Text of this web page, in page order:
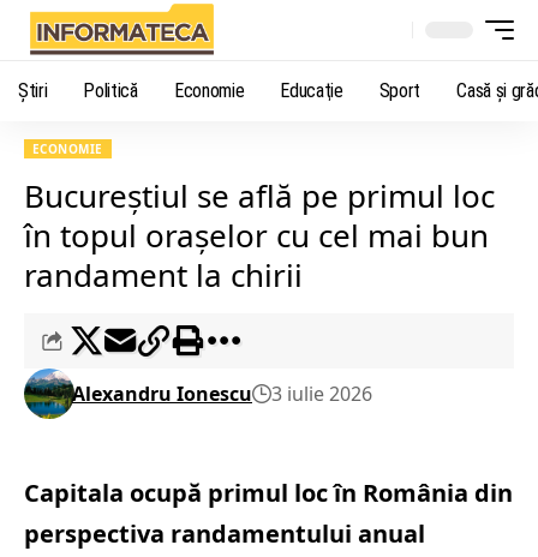
Știri Politică Economie Educaţie Sport Casă şi
ECONOMIE
Bucureştiul se află pe primul loc
în topul oraşelor cu cel mai bun
randament la chirii
Alexandru Ionescu 3 iulie 2026
Capitala ocupă primul loc în România din
perspectiva randamentului anual